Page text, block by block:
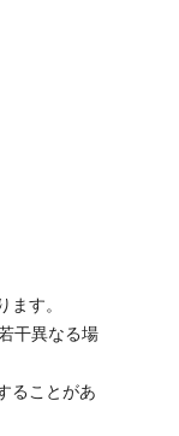
す。
干異なる場
ることがあ